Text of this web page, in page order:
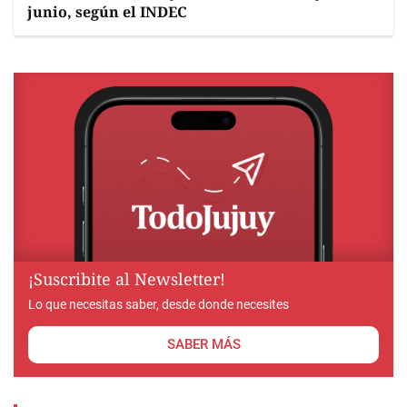
junio, según el INDEC
¡Suscribite al Newsletter!
Lo que necesitas saber, desde donde necesites
SABER MÁS